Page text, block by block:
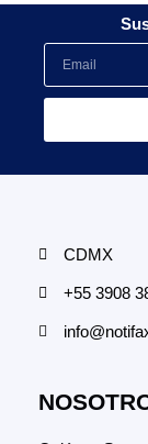
CDMX
+55 3908